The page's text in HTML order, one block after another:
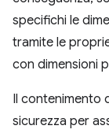
specifichi le
tramite le
con dimensioni
Il contenimento
sicurezza per